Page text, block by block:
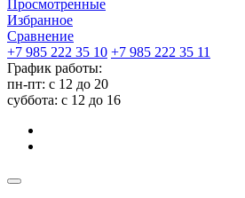
Просмотренные
Избранное
Сравнение
+7 985 222 35 10 +7 985 222 35 11
График работы:
пн-пт: с 12 до 20
суббота: c 12 до 16